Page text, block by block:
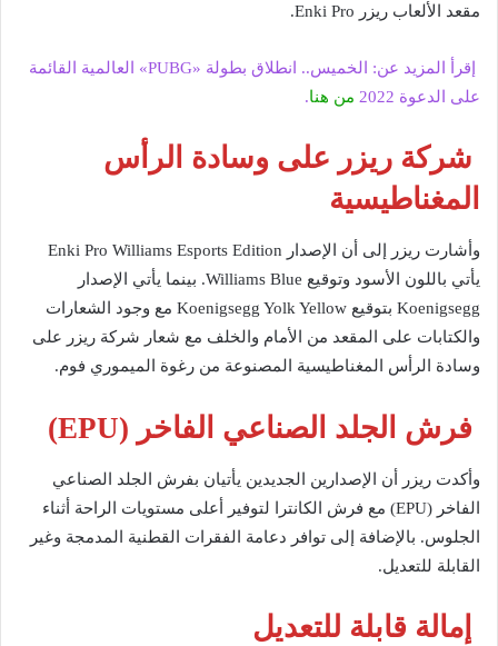
مقعد الألعاب ريزر Enki Pro.
إقرأ المزيد عن: الخميس.. انطلاق بطولة «PUBG» العالمية القائمة
على الدعوة 2022
من هنا.
شركة ريزر على وسادة الرأس
المغناطيسية
وأشارت ريزر إلى أن الإصدار Enki Pro Williams Esports Edition
يأتي باللون الأسود وتوقيع Williams Blue. بينما يأتي الإصدار
Koenigsegg بتوقيع Koenigsegg Yolk Yellow مع وجود الشعارات
والكتابات على المقعد من الأمام والخلف مع شعار شركة ريزر على
وسادة الرأس المغناطيسية المصنوعة من رغوة الميموري فوم.
فرش الجلد الصناعي الفاخر (EPU)
وأكدت ريزر أن الإصدارين الجديدين يأتيان بفرش الجلد الصناعي
الفاخر (EPU) مع فرش الكانترا لتوفير أعلى مستويات الراحة أثناء
الجلوس. بالإضافة إلى توافر دعامة الفقرات القطنية المدمجة وغير
القابلة للتعديل.
إمالة قابلة للتعديل